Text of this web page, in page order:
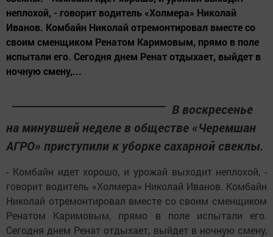
неплохой, - говорит водитель «Холмера» Николай
Иванов. Комбайн Николай отремонтировал вместе со
своим сменщиком Ренатом Каримовым, прямо в поле
испытали его. Сегодня днем Ренат отдыхает, выйдет в
ночную смену,...
В воскресенье
на минувшей неделе в обществе «Черемшан
АГРО» приступили к уборке сахарной свеклы.
- Комбайн идет хорошо, и урожай выходит неплохой, -
говорит водитель «Холмера» Николай Иванов. Комбайн
Николай отремонтировал вместе со своим сменщиком
Ренатом Каримовым, прямо в поле испытали его.
Сегодня днем Ренат отдыхает, выйдет в ночную смену,